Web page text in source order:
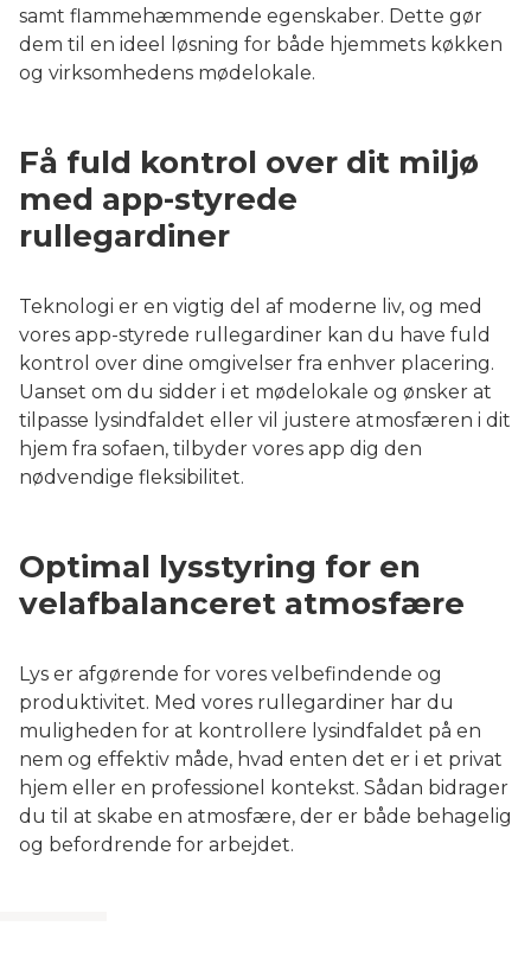
samt flammehæmmende egenskaber. Dette gør
dem til en ideel løsning for både hjemmets køkken
og virksomhedens mødelokale.
Få fuld kontrol over dit miljø
med app-styrede
rullegardiner
Teknologi er en vigtig del af moderne liv, og med
vores app-styrede rullegardiner kan du have fuld
kontrol over dine omgivelser fra enhver placering.
Uanset om du sidder i et mødelokale og ønsker at
tilpasse lysindfaldet eller vil justere atmosfæren i dit
hjem fra sofaen, tilbyder vores app dig den
nødvendige fleksibilitet.
Optimal lysstyring for en
velafbalanceret atmosfære
Lys er afgørende for vores velbefindende og
produktivitet. Med vores rullegardiner har du
muligheden for at kontrollere lysindfaldet på en
nem og effektiv måde, hvad enten det er i et privat
hjem eller en professionel kontekst. Sådan bidrager
du til at skabe en atmosfære, der er både behagelig
og befordrende for arbejdet.